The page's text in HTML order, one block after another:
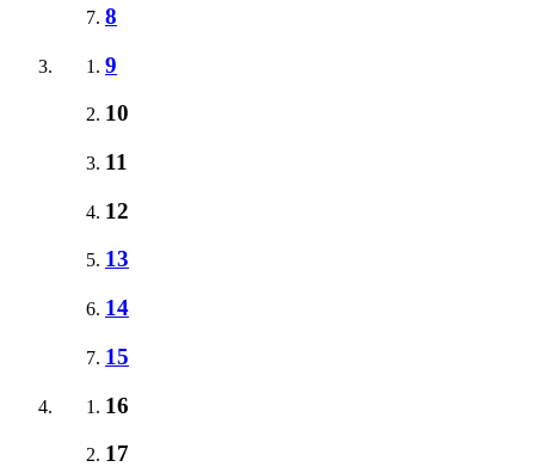
8
9
10
11
12
13
14
15
16
17